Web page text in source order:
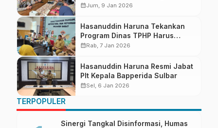
Pengelolaan SDA
calendar_monthJum, 9 Jan 2026
Hasanuddin Haruna Tekankan
Program Dinas TPHP Harus
Dukung Misi Gubernur Sulbar
calendar_monthRab, 7 Jan 2026
Hasanuddin Haruna Resmi Jabat
Plt Kepala Bapperida Sulbar
calendar_monthSel, 6 Jan 2026
TERPOPULER
Sinergi Tangkal Disinformasi, Humas